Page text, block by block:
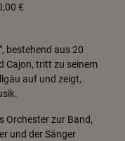
bestehend aus 20
Cajon, tritt zu seinem
auf und zeigt,
Orchester zur Band,
und der Sänger
€